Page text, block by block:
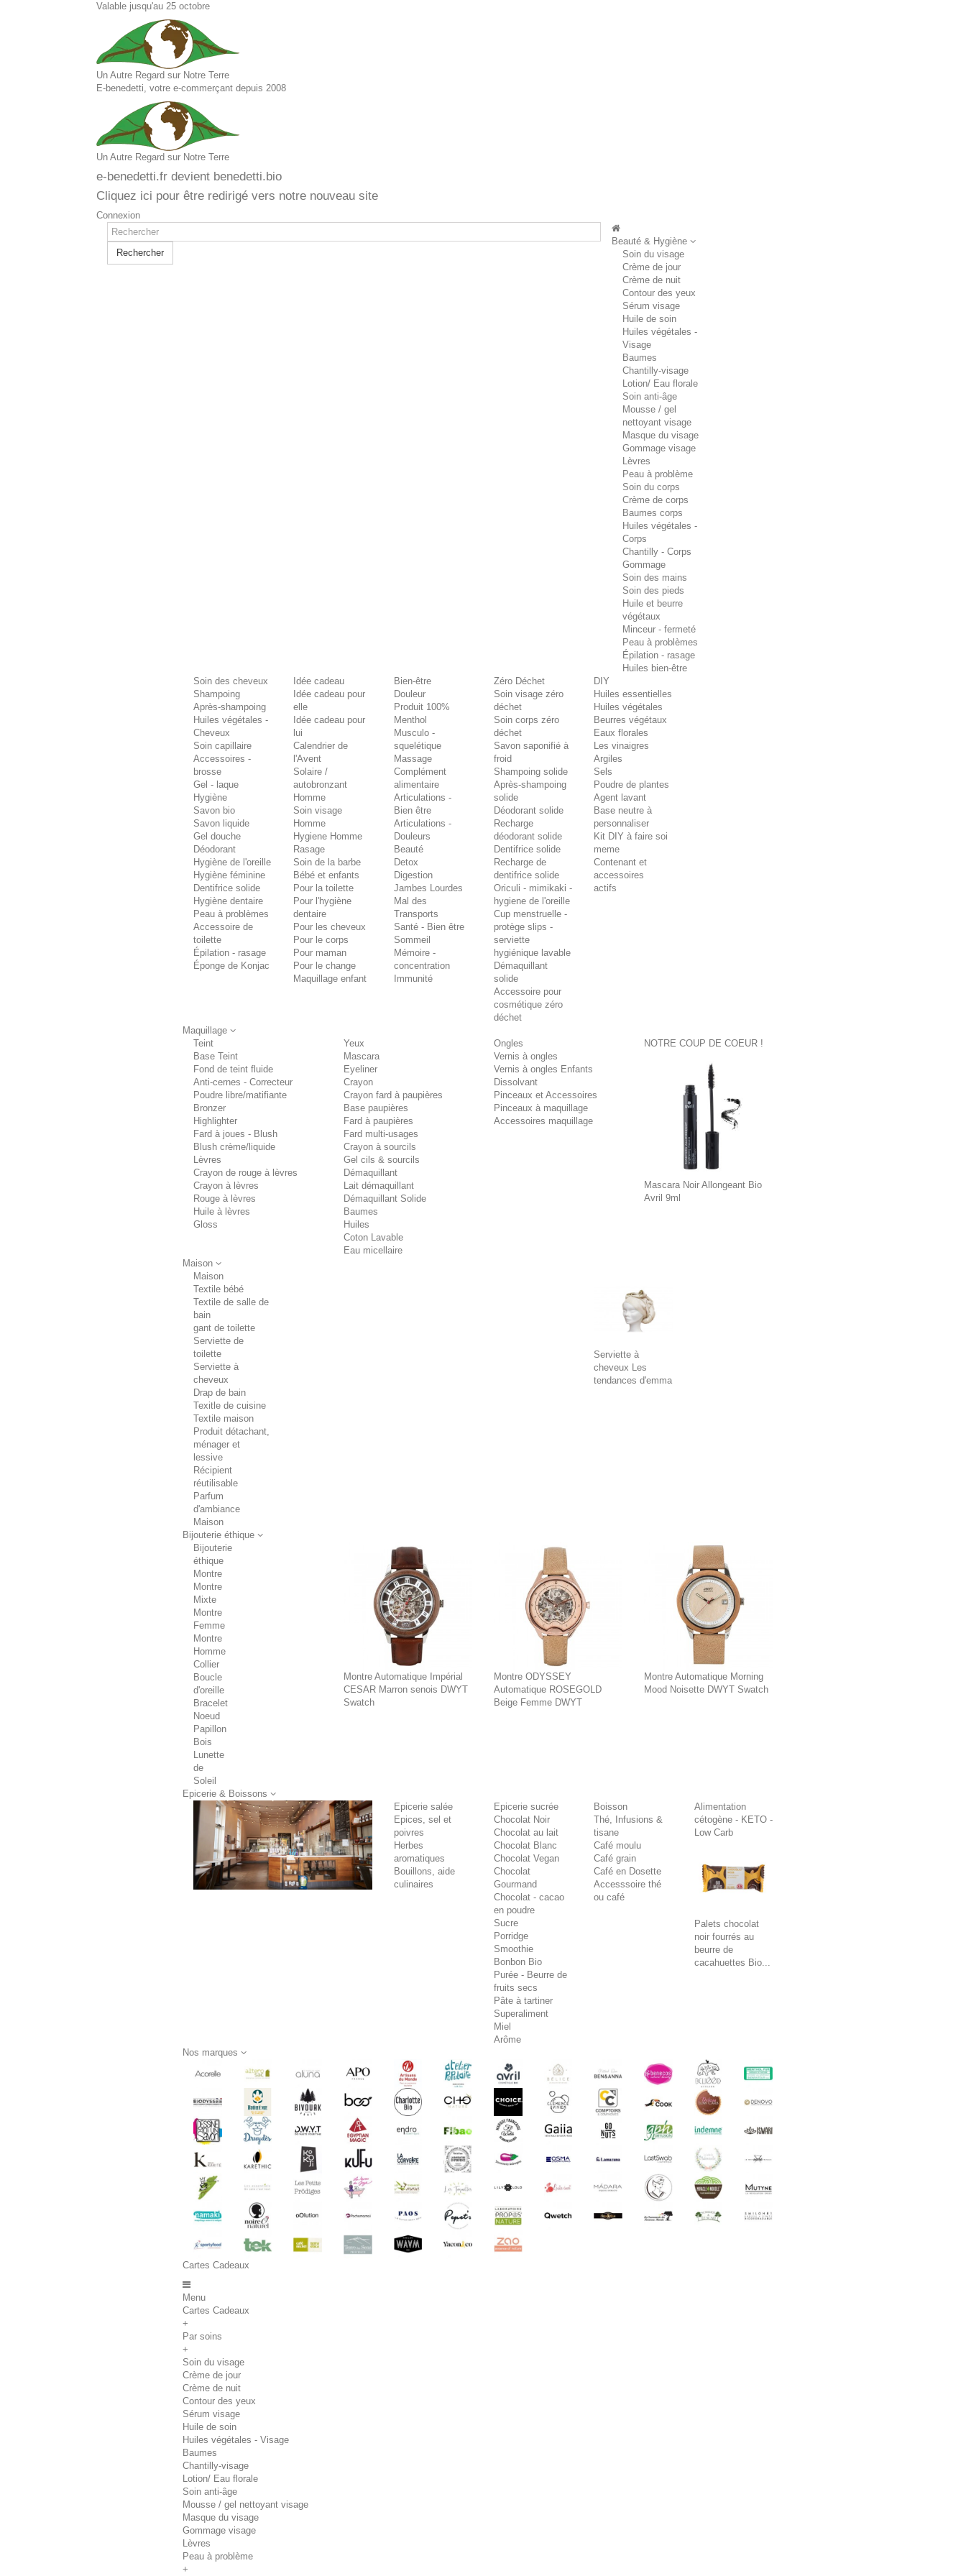
Valable jusqu'au 25 octobre
Un Autre Regard sur Notre Terre
E-benedetti, votre e-commerçant depuis 2008
Un Autre Regard sur Notre Terre
e-benedetti.fr devient benedetti.bio
Cliquez ici pour être redirigé vers notre nouveau site
Connexion
Rechercher
Beauté & Hygiène
Soin du visage
Crème de jour
Crème de nuit
Contour des yeux
Sérum visage
Huile de soin
Huiles végétales -
Visage
Baumes
Chantilly-visage
Lotion/ Eau florale
Soin anti-âge
Mousse / gel
nettoyant visage
Masque du visage
Gommage visage
Lèvres
Peau à problème
Soin du corps
Crème de corps
Baumes corps
Huiles végétales -
Corps
Chantilly - Corps
Gommage
Soin des mains
Soin des pieds
Huile et beurre
végétaux
Minceur - fermeté
Peau à problèmes
Épilation - rasage
Huiles bien-être
Soin des cheveux
Shampoing
Après-shampoing
Huiles végétales -
Cheveux
Soin capillaire
Accessoires -
brosse
Gel - laque
Hygiène
Savon bio
Savon liquide
Gel douche
Déodorant
Hygiène de l'oreille
Hygiène féminine
Dentifrice solide
Hygiène dentaire
Peau à problèmes
Accessoire de
toilette
Épilation - rasage
Éponge de Konjac
Idée cadeau
Idée cadeau pour
elle
Idée cadeau pour
lui
Calendrier de
l'Avent
Solaire /
autobronzant
Homme
Soin visage
Homme
Hygiene Homme
Rasage
Soin de la barbe
Bébé et enfants
Pour la toilette
Pour l'hygiène
dentaire
Pour les cheveux
Pour le corps
Pour maman
Pour le change
Maquillage enfant
Bien-être
Douleur
Produit 100%
Menthol
Musculo -
squelétique
Massage
Complément
alimentaire
Articulations -
Bien être
Articulations -
Douleurs
Beauté
Detox
Digestion
Jambes Lourdes
Mal des
Transports
Santé - Bien être
Sommeil
Mémoire -
concentration
Immunité
Zéro Déchet
Soin visage zéro
déchet
Soin corps zéro
déchet
Savon saponifié à
froid
Shampoing solide
Après-shampoing
solide
Déodorant solide
Recharge
déodorant solide
Dentifrice solide
Recharge de
dentifrice solide
Oriculi - mimikaki -
hygiene de l'oreille
Cup menstruelle -
protège slips -
serviette
hygiénique lavable
Démaquillant
solide
Accessoire pour
cosmétique zéro
déchet
DIY
Huiles essentielles
Huiles végétales
Beurres végétaux
Eaux florales
Les vinaigres
Argiles
Sels
Poudre de plantes
Agent lavant
Base neutre à
personnaliser
Kit DIY à faire soi
meme
Contenant et
accessoires
actifs
Maquillage
Teint
Base Teint
Fond de teint fluide
Anti-cernes - Correcteur
Poudre libre/matifiante
Bronzer
Highlighter
Fard à joues - Blush
Blush crème/liquide
Lèvres
Crayon de rouge à lèvres
Crayon à lèvres
Rouge à lèvres
Huile à lèvres
Gloss
Yeux
Mascara
Eyeliner
Crayon
Crayon fard à paupières
Base paupières
Fard à paupières
Fard multi-usages
Crayon à sourcils
Gel cils & sourcils
Démaquillant
Lait démaquillant
Démaquillant Solide
Baumes
Huiles
Coton Lavable
Eau micellaire
Ongles
Vernis à ongles
Vernis à ongles Enfants
Dissolvant
Pinceaux et Accessoires
Pinceaux à maquillage
Accessoires maquillage
NOTRE COUP DE COEUR !
Mascara Noir Allongeant Bio
Avril 9ml
Maison
Maison
Textile bébé
Textile de salle de
bain
gant de toilette
Serviette de
toilette
Serviette à
cheveux
Drap de bain
Texitle de cuisine
Textile maison
Produit détachant,
ménager et
lessive
Récipient
réutilisable
Parfum
d'ambiance
Maison
Serviette à
cheveux Les
tendances d'emma
Bijouterie éthique
Bijouterie
éthique
Montre
Montre
Mixte
Montre
Femme
Montre
Homme
Collier
Boucle
d'oreille
Bracelet
Noeud
Papillon
Bois
Lunette
de
Soleil
Montre Automatique Impérial
CESAR Marron senois DWYT
Swatch
Montre ODYSSEY
Automatique ROSEGOLD
Beige Femme DWYT
Montre Automatique Morning
Mood Noisette DWYT Swatch
Epicerie & Boissons
Epicerie salée
Epices, sel et
poivres
Herbes
aromatiques
Bouillons, aide
culinaires
Epicerie sucrée
Chocolat Noir
Chocolat au lait
Chocolat Blanc
Chocolat Vegan
Chocolat
Gourmand
Chocolat - cacao
en poudre
Sucre
Porridge
Smoothie
Bonbon Bio
Purée - Beurre de
fruits secs
Pâte à tartiner
Superaliment
Miel
Arôme
Boisson
Thé, Infusions &
tisane
Café moulu
Café grain
Café en Dosette
Accesssoire thé
ou café
Alimentation
cétogène - KETO -
Low Carb
Palets chocolat
noir fourrés au
beurre de
cacahuettes Bio...
Nos marques
Cartes Cadeaux
Menu
Cartes Cadeaux
+
Par soins
+
Soin du visage
Crème de jour
Crème de nuit
Contour des yeux
Sérum visage
Huile de soin
Huiles végétales - Visage
Baumes
Chantilly-visage
Lotion/ Eau florale
Soin anti-âge
Mousse / gel nettoyant visage
Masque du visage
Gommage visage
Lèvres
Peau à problème
+